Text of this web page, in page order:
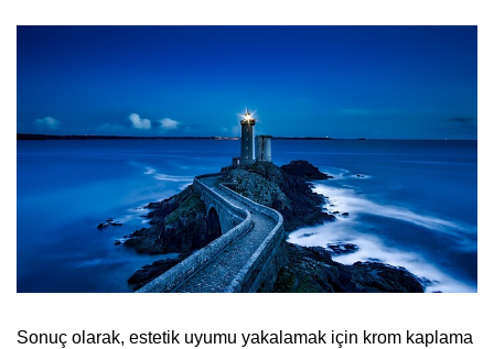
Sonuç olarak, estetik uyumu yakalamak için krom kaplama